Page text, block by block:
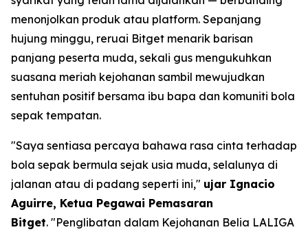
menonjolkan produk atau platform. Sepanjang
hujung minggu, reruai Bitget menarik barisan
panjang peserta muda, sekali gus mengukuhkan
suasana meriah kejohanan sambil mewujudkan
sentuhan positif bersama ibu bapa dan komuniti bola
sepak tempatan.
"Saya sentiasa percaya bahawa rasa cinta terhadap
bola sepak bermula sejak usia muda, selalunya di
jalanan atau di padang seperti ini," ujar Ignacio
Aguirre, Ketua Pegawai Pemasaran
Bitget. "Penglibatan dalam Kejohanan Belia LALIGA